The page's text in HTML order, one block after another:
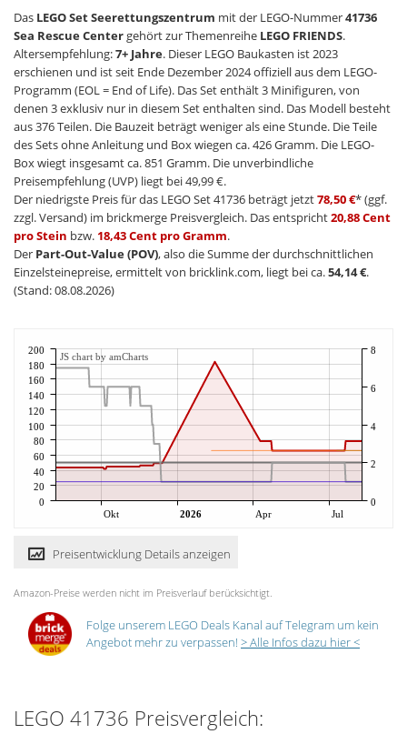
Das LEGO Set Seerettungszentrum mit der LEGO-Nummer41736
Sea Rescue Centergehört zur Themenreihe LEGO FRIENDS.
Altersempfehlung:7+ Jahre. Dieser LEGO Baukasten ist 2023
erschienen und ist seit Ende Dezember 2024 offiziell aus dem LEGO-
Programm (EOL = End of Life). Das Set enthält 3 Minifiguren, von
denen 3 exklusiv nur in diesem Set enthalten sind. Das Modell besteht
aus 376 Teilen. Die Bauzeit beträgt weniger als eine Stunde. Die Teile
des Sets ohne Anleitung und Box wiegen ca. 426 Gramm. Die LEGO-
Box wiegt insgesamt ca. 851 Gramm. Die unverbindliche
Preisempfehlung (UVP) liegt bei 49,99 €.
Der niedrigste Preis für das LEGO Set 41736 beträgt jetzt78,50 €* (ggf.
zzgl. Versand) im brickmerge Preisvergleich. Das entspricht20,88 Cent
pro Stein bzw. 18,43 Cent pro Gramm.
Der Part-Out-Value (POV), also die Summe der durchschnittlichen
Einzelsteinepreise, ermittelt von bricklink.com, liegt bei ca.54,14 €.
(Stand: 08.08.2026)
Okt 2026 Apr Jul
0
20
40
60
80
100
120
140
160
180
200
0
2
4
6
8
JS chart by amCharts
Preisentwicklung Details anzeigen
Amazon-Preise werden nicht im Preisverlauf berücksichtigt.
Folge unserem LEGO Deals Kanal auf Telegram um kein
Angebot mehr zu verpassen! > Alle Infos dazu hier <
LEGO 41736 Preisvergleich: